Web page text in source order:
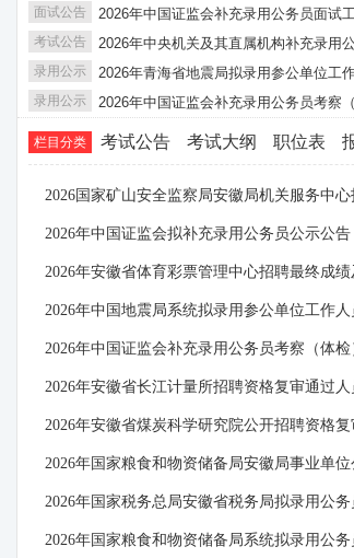
面试公告 2026年中国证监会补充录用公务员面试
考试公告 2026年中央机关及其直属机构补充录用
录用公示 2026年青海省地震局拟录用参公单位工
录用公示 2026年中国证监会补充录用公务员考察
栏目分类 考试公告 考试大纲 职位表
2026国家矿山安全监察局安徽局机关服务中
2026年中国证监会拟补充录用公务员公示公告
2026年安徽省体育彩票管理中心招聘最终成
2026年中国地震局系统拟录用参公单位工作
2026年中国证监会补充录用公务员考察（体
2026年安徽省长江计量所招聘资格复审通过
2026年安徽省煤炭科学研究院公开招聘资格
2026年国家粮食和物资储备局安徽局事业单
2026年国家税务总局安徽省税务局拟录用公
2026年国家粮食和物资储备局系统拟录用公